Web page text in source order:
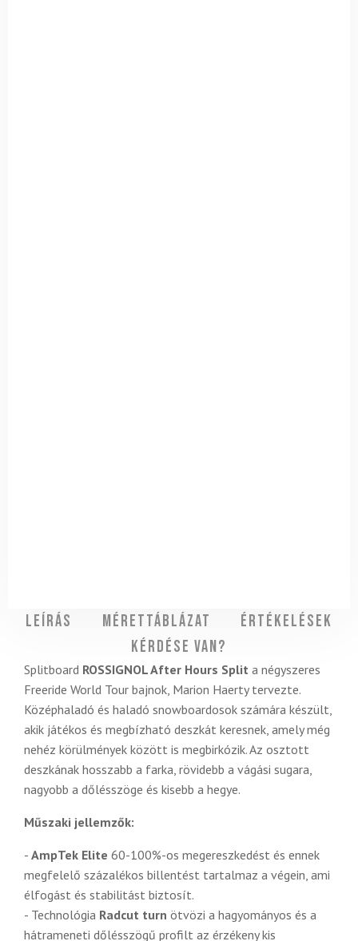
Leírás Mérettáblázat
Értékelések
Kérdése van?
Splitboard ROSSIGNOL After Hours Split a négyszeres
Freeride World Tour bajnok, Marion Haerty tervezte.
Középhaladó és haladó snowboardosok számára készült,
akik játékos és megbízható deszkát keresnek, amely még
nehéz körülmények között is megbirkózik. Az osztott
deszkának hosszabb a farka, rövidebb a vágási sugara,
nagyobb a dőlésszöge és kisebb a hegye.
Műszaki jellemzők:
- AmpTek Elite 60-100%-os megereszkedést és ennek
megfelelő százalékos billentést tartalmaz a végein, ami
élfogást és stabilitást biztosít.
- Technológia Radcut turn ötvözi a hagyományos és a
hátrameneti dőlésszögű profilt az érzékeny kis